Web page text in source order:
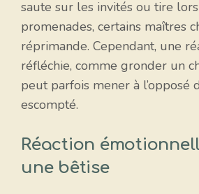
saute sur les invités ou tire
promenades, certains maîtres
réprimande. Cependant, une
réfléchie, comme gronder un
peut parfois mener à l’opposé
escompté.
Réaction
une bêtise